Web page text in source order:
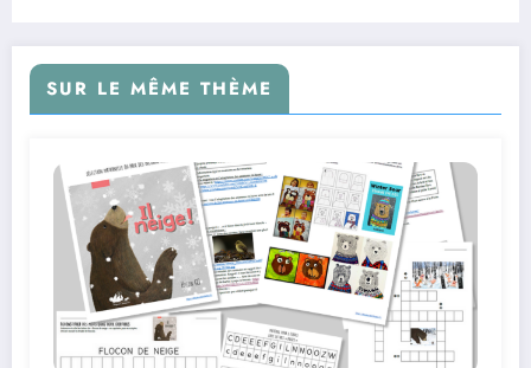
SUR LE MÊME THÈME